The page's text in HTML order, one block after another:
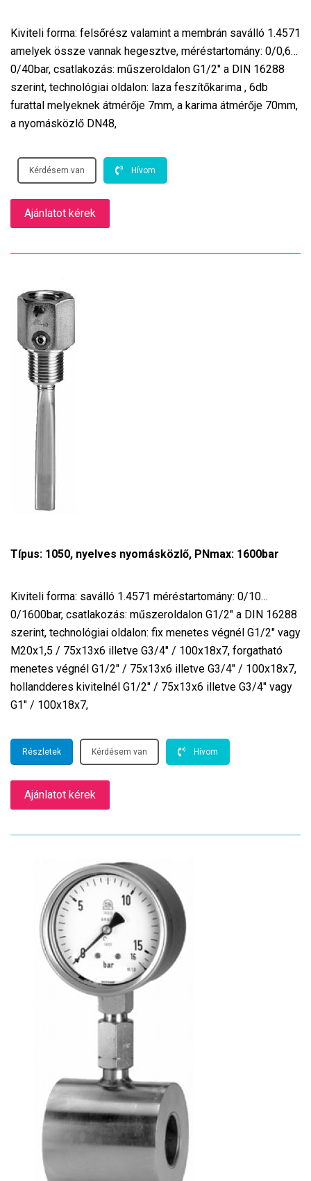
Kiviteli forma: felsőrész valamint a membrán saválló 1.4571
amelyek össze vannak hegesztve, méréstartomány: 0/0,6…
0/40bar, csatlakozás: műszeroldalon G1/2″ a DIN 16288
szerint, technológiai oldalon: laza feszítőkarima , 6db
furattal melyeknek átmérője 7mm, a karima átmérője 70mm,
a nyomásközlő DN48,
Kérdésem van Hívom
Ajánlatot kérek
Típus: 1050, nyelves nyomásközlő, PNmax: 1600bar
Kiviteli forma: saválló 1.4571 méréstartomány: 0/10…
0/1600bar, csatlakozás: műszeroldalon G1/2″ a DIN 16288
szerint, technológiai oldalon: fix menetes végnél G1/2″ vagy
M20x1,5 / 75x13x6 illetve G3/4″ / 100x18x7, forgatható
menetes végnél G1/2″ / 75x13x6 illetve G3/4″ / 100x18x7,
hollandderes kivitelnél G1/2″ / 75x13x6 illetve G3/4″ vagy
G1″ / 100x18x7,
Részletek Kérdésem van Hívom
Ajánlatot kérek